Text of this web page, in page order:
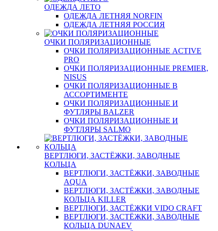
ОДЕЖДА ЛЕТО
ОДЕЖДА ЛЕТНЯЯ NORFIN
ОДЕЖДА ЛЕТНЯЯ РОССИЯ
ОЧКИ ПОЛЯРИЗАЦИОННЫЕ
ОЧКИ ПОЛЯРИЗАЦИОННЫЕ ACTIVE
PRO
ОЧКИ ПОЛЯРИЗАЦИОННЫЕ PREMIER,
NISUS
ОЧКИ ПОЛЯРИЗАЦИОННЫЕ В
АССОРТИМЕНТЕ
ОЧКИ ПОЛЯРИЗАЦИОННЫЕ И
ФУТЛЯРЫ BALZER
ОЧКИ ПОЛЯРИЗАЦИОННЫЕ И
ФУТЛЯРЫ SALMO
ВЕРТЛЮГИ, ЗАСТЁЖКИ, ЗАВОДНЫЕ
КОЛЬЦА
ВЕРТЛЮГИ, ЗАСТЁЖКИ, ЗАВОДНЫЕ
AQUA
ВЕРТЛЮГИ, ЗАСТЁЖКИ, ЗАВОДНЫЕ
КОЛЬЦА KILLER
ВЕРТЛЮГИ, ЗАСТЁЖКИ VIDO CRAFT
ВЕРТЛЮГИ, ЗАСТЁЖКИ, ЗАВОДНЫЕ
КОЛЬЦА DUNAEV